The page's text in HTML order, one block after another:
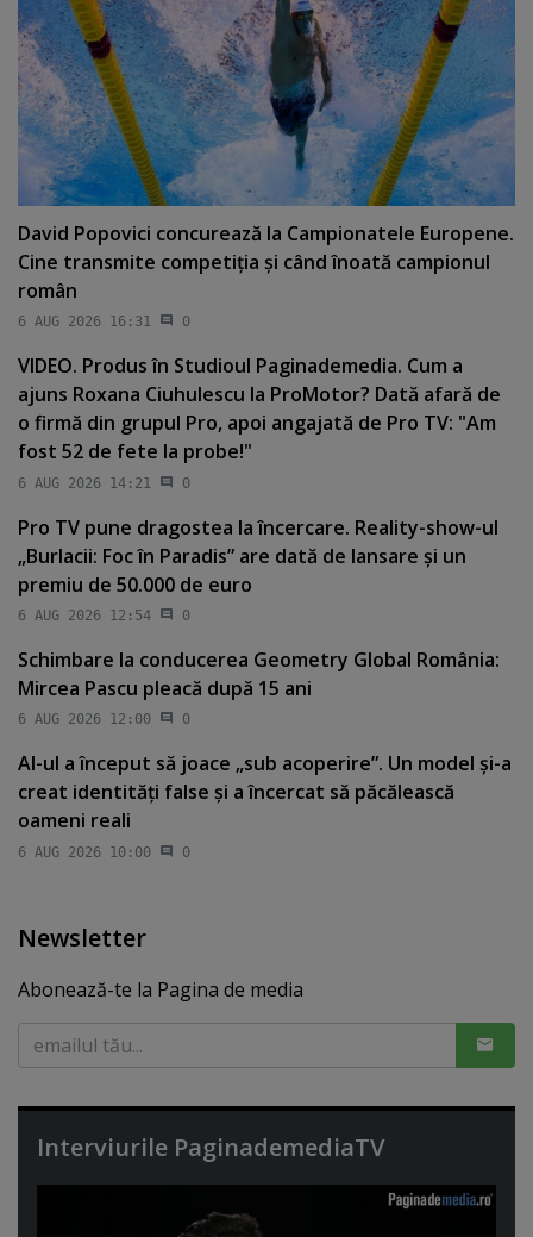
David Popovici concurează la Campionatele Europene.
Cine transmite competiţia şi când înoată campionul
român
6 AUG 2026 16:31 0
VIDEO. Produs în Studioul Paginademedia. Cum a
ajuns Roxana Ciuhulescu la ProMotor? Dată afară de
o firmă din grupul Pro, apoi angajată de Pro TV: "Am
fost 52 de fete la probe!"
6 AUG 2026 14:21 0
Pro TV pune dragostea la încercare. Reality-show-ul
„Burlacii: Foc în Paradis” are dată de lansare şi un
premiu de 50.000 de euro
6 AUG 2026 12:54 0
Schimbare la conducerea Geometry Global România:
Mircea Pascu pleacă după 15 ani
6 AUG 2026 12:00 0
AI-ul a început să joace „sub acoperire”. Un model şi-a
creat identităţi false şi a încercat să păcălească
oameni reali
6 AUG 2026 10:00 0
Newsletter
Abonează-te la Pagina de media
Interviurile PaginademediaTV